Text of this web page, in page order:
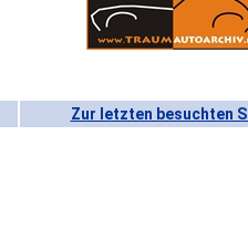
Zur letzten besuchten